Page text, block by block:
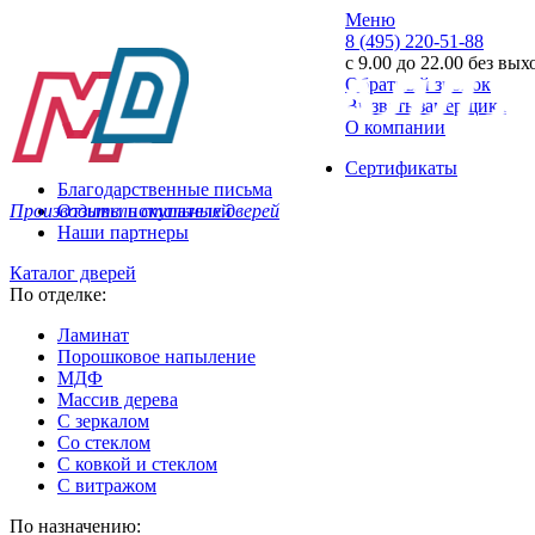
Производитель стальных дверей
Меню
8 (495) 220-51-88
с 9.00 до 22.00 без
Обратный звонок
Вызвать замерщика
О компании
Сертификаты
Благодарственные письма
Отзывы покупателей
Наши партнеры
Каталог дверей
По отделке:
Ламинат
Порошковое напыление
МДФ
Массив дерева
С зеркалом
Со стеклом
С ковкой и стеклом
С витражом
По назначению: